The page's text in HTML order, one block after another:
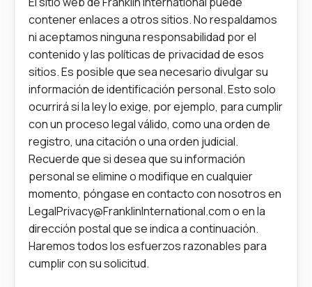
contener enlaces a otros sitios. No respaldamos
ni aceptamos ninguna responsabilidad por el
contenido y las políticas de privacidad de esos
sitios. Es posible que sea necesario divulgar su
información de identificación personal. Esto solo
ocurrirá si la ley lo exige, por ejemplo, para cumplir
con un proceso legal válido, como una orden de
registro, una citación o una orden judicial.
Recuerde que si desea que su información
personal se elimine o modifique en cualquier
momento, póngase en contacto con nosotros en
LegalPrivacy@FranklinInternational.como en la
dirección postal que se indica a continuación.
Haremos todos los esfuerzos razonables para
cumplir con su solicitud.